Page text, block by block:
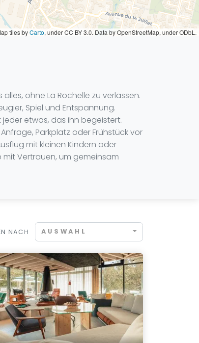
tiles byCarto, under CC BY 3.0. Data by OpenStreetMap, under ODbL.
ohne La Rochelle zu verlassen.
Spiel und Entspannung.
etwas, das ihn begeistert.
Parkplatz oder Frühstück vor
mit kleinen Kindern oder
Vertrauen, um gemeinsam
NACH AUSWAHL